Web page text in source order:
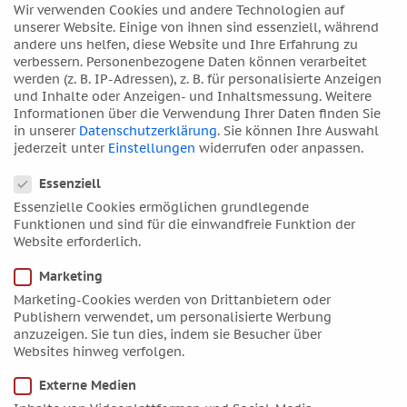
Krebs-Sonne lässt grüßen. Gleichzeitig zeigt sie das
Leid, die Sehnsucht und den Schmerz der Liebenden,
Sonne in Konjunktion zu Neptun.
Und sie bricht mit der Tradition, indem sie die
grausamen Verletzungen ihres Körpers, Operationen
und Fehlgeburten unverhüllt zeigt, Sonne Opposition zu
Uranus. «Frida Kahlos Bilder sind Bomben mit einer
Schleife drum», hat André Breton einmal gesagt und die
Künstlerin zur Vorreiterin der surrealistischen
Bewegung gekürt.
Die Konjunktion von Mars und Uranus im Steinbock
verweist auch auf Diego Rivera, mit dem Frida Kahlo
zweimal verheiratet war. Unter seinen zahlreichen
große Liebe, trotz der Beziehungen zu Leo Trotzki, zum
Fotografen Nickolas Muray oder zur costa-ricanischen
SängerinChavela Vargas
Wer sich astrologisch mit Frida Kahlo
auseinandersetzen möchte, kannim englischen Forum
Wir verwenden Cookies und andere Technologien auf
unserer Website. Einige von ihnen sind essenziell, während
andere uns helfen, diese Website und Ihre Erfahrung zu
verbessern. Personenbezogene Daten können verarbeitet
werden (z. B. IP-Adressen), z. B. für personalisierte Anzeigen
und Inhalte oder Anzeigen- und Inhaltsmessung. Weitere
Informationen über die Verwendung Ihrer Daten finden Sie
in unserer Datenschutzerklärung. Sie können Ihre Auswahl
jederzeit unter Einstellungen widerrufen oder anpassen.
Essenziell
Essenzielle Cookies ermöglichen grundlegende
Funktionen und sind für die einwandfreie Funktion der
Website erforderlich.
Marketing
Marketing-Cookies werden von Drittanbietern oder
Publishern verwendet, um personalisierte Werbung
anzuzeigen. Sie tun dies, indem sie Besucher über
Websites hinweg verfolgen.
Externe Medien